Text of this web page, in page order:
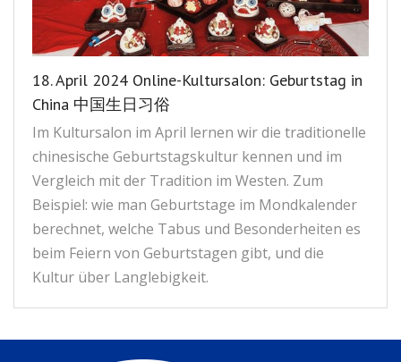
Business 商业
Links链接
Kontakt联系我们
18. April 2024 Online-Kultursalon: Geburtstag in
China 中国生日习俗
Im Kultursalon im April lernen wir die traditionelle
chinesische Geburtstagskultur kennen und im
Vergleich mit der Tradition im Westen. Zum
Beispiel: wie man Geburtstage im Mondkalender
berechnet, welche Tabus und Besonderheiten es
beim Feiern von Geburtstagen gibt, und die
Kultur über Langlebigkeit.